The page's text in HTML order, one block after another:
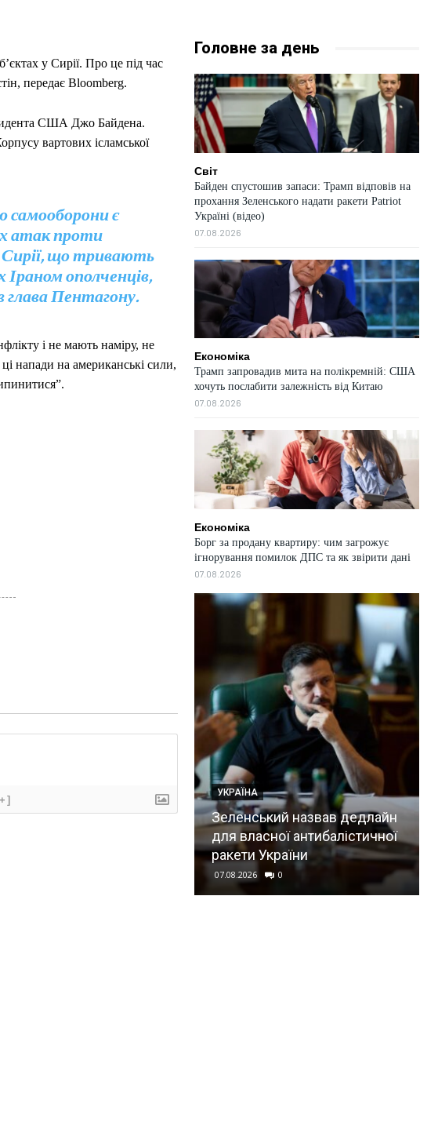
у Сирії. Про це під час
передає Bloomberg.
США Джо Байдена.
вартових ісламської
самооборони є
атак проти
Сирії, що тривають
Іраном ополченців,
глава Пентагону.
і не мають наміру, не
напади на американські сили,
Головне за день
Світ
Байден спустошив запаси: Трамп відповів на
прохання Зеленського надати ракети Patriot
Україні (відео)
07.08.2026
Економіка
Трамп запровадив мита на полікремній: США
хочуть послабити залежність від Китаю
07.08.2026
Економіка
Борг за продану квартиру: чим загрожує
ігнорування помилок ДПС та як звірити дані
07.08.2026
УКРАЇНА
Зеленський назвав дедлайн
для власної антибалістичної
ракети України
07.08.2026 0